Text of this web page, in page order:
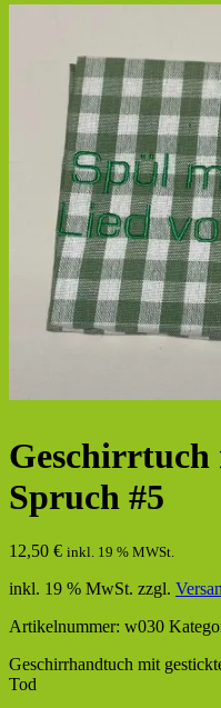
Geschirrtuch
Spruch #5
12,50 € inkl. 19 % MWSt.
inkl. 19 % MwSt. zzgl.
Artikelnummer: w030
Geschirrhandtuch mit
Tod